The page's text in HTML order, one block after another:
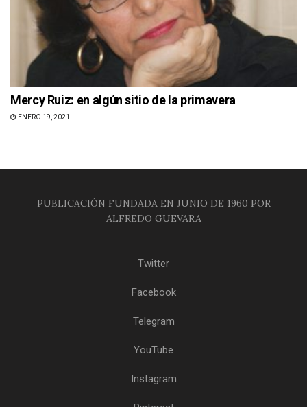
Mercy Ruiz: en algún sitio de la primavera
ENERO 19, 2021
PUBLICACIÓN FUNDADA EN JUNIO DE 1960 POR
ALFREDO GUEVARA
Twitter
Facebook
Telegram
YouTube
Instagram